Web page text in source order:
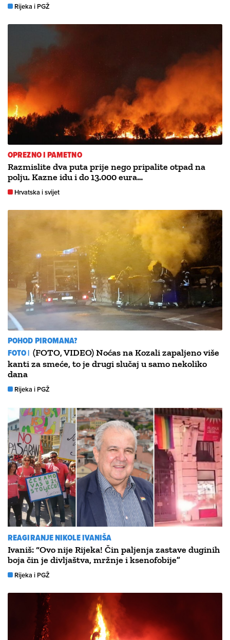
Rijeka i PGŽ
OPREZNO I PAMETNO
Razmislite dva puta prije nego pripalite otpad na
polju. Kazne idu i do 13.000 eura…
Hrvatska i svijet
POHOD PIROMANA?
FOTO | (FOTO, VIDEO) Noćas na Kozali zapaljeno više
kanti za smeće, to je drugi slučaj u samo nekoliko
dana
Rijeka i PGŽ
REAGIRANJE NIKOLE IVANIŠA
Ivaniš: “Ovo nije Rijeka! Čin paljenja zastave duginih
boja čin je divljaštva, mržnje i ksenofobije”
Rijeka i PGŽ